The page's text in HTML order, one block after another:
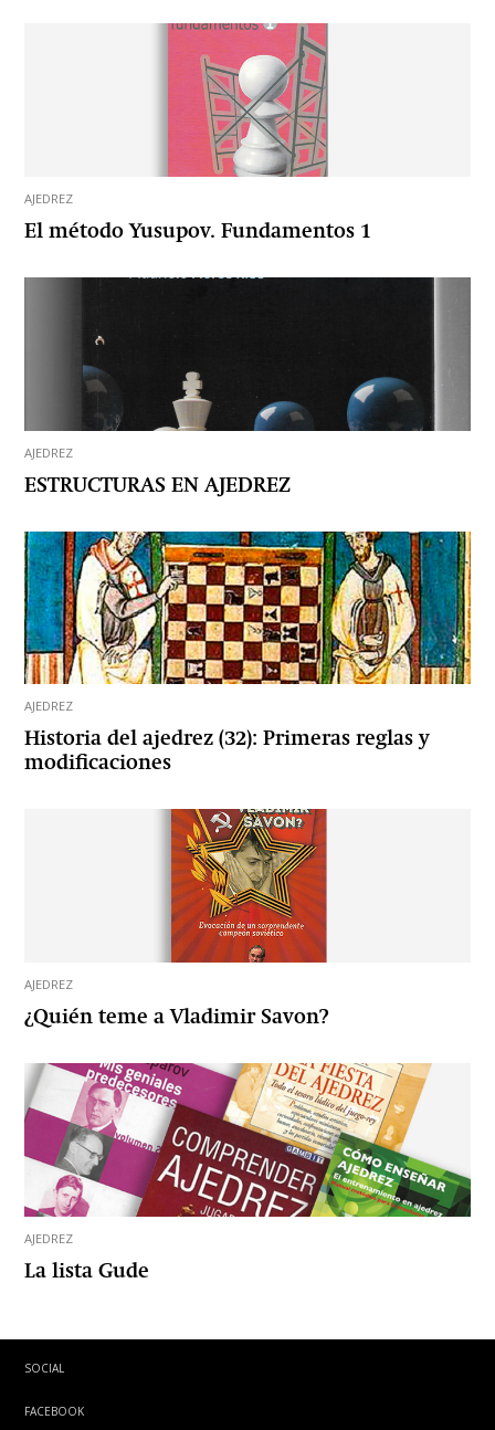
AJEDREZ
El método Yusupov. Fundamentos 1
AJEDREZ
ESTRUCTURAS EN AJEDREZ
AJEDREZ
Historia del ajedrez (32): Primeras reglas y
modificaciones
AJEDREZ
¿Quién teme a Vladimir Savon?
AJEDREZ
La lista Gude
SOCIAL
FACEBOOK